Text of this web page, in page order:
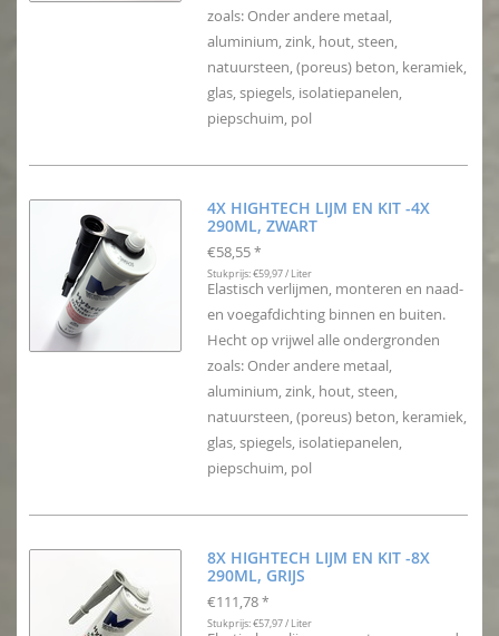
zoals: Onder andere metaal,
aluminium, zink, hout, steen,
natuursteen, (poreus) beton, keramiek,
glas, spiegels, isolatiepanelen,
piepschuim, pol
4X HIGHTECH LIJM EN KIT -4X
290ML, ZWART
€58,55 *
Stukprijs: €59,97 / Liter
Elastisch verlijmen, monteren en naad-
en voegafdichting binnen en buiten.
Hecht op vrijwel alle ondergronden
zoals: Onder andere metaal,
aluminium, zink, hout, steen,
natuursteen, (poreus) beton, keramiek,
glas, spiegels, isolatiepanelen,
piepschuim, pol
8X HIGHTECH LIJM EN KIT -8X
290ML, GRIJS
€111,78 *
Stukprijs: €57,97 / Liter